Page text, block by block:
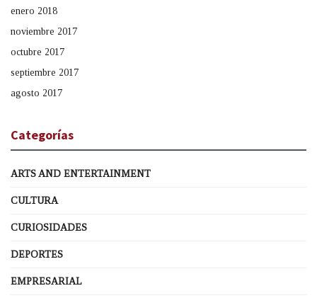
enero 2018
noviembre 2017
octubre 2017
septiembre 2017
agosto 2017
Categorías
ARTS AND ENTERTAINMENT
CULTURA
CURIOSIDADES
DEPORTES
EMPRESARIAL